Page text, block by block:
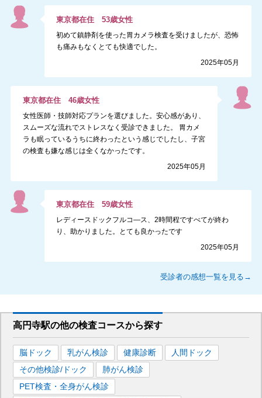
東京都在住53歳女性
初めて鎮静剤を使った胃カメラ検査を受けましたが、恐怖
も痛みもなくとても快適でした。
2025年05月
東京都在住 46歳女性
女性医師・技師対応プランを選びました。安心感があり、
スムーズな流れでストレスなく受診できました。 胃カメ
ラも眠っているうちに終わったという感じでしたし、子宮
の検査も嫌な感じは全くなかったです。
2025年05月
東京都在住59歳女性
レディースドックフルコ―ス、2時間程ですべてが終わ
り、助かりました。とても良かったです
2025年05月
受診者の感想一覧を見る→
高円寺駅の他の検査コースから探す
脳ドック 乳がん検診 健康診断
人間ドック
その他検診/ドック
肺がん検診
PET検査・全身がん検診